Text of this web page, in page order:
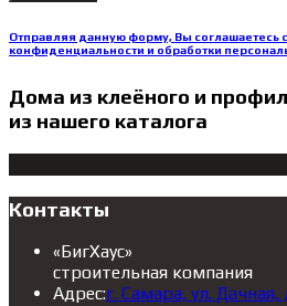
Отправляя данную форму, Вы соглашаетесь
конфиденциальности и обработки
Дома из клеёного и
из нашего каталога
Контакты
«БигХаус»
строительная компания
Адрес:г. Самара, ул. Дачная,